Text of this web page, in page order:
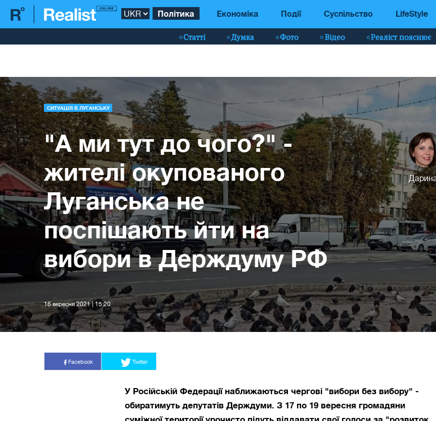
Політика Економіка Події Суспільство LifeStyle
Статті Думка Фото Відео Реаліст пояснює
СИТУАЦІЯ В ЛУГАНСЬКУ
"А ми тут до чого?" -
жителі окупованого
Луганська не
поспішають йти на
вибори в Держдуму РФ
16 вересня 2021 | 15:20
Facebook Twitter
У Російській Федерації наближаються чергові "вибори без вибору" -
обиратимуть депутатів Держдуми. З 17 по 19 вересня громадяни